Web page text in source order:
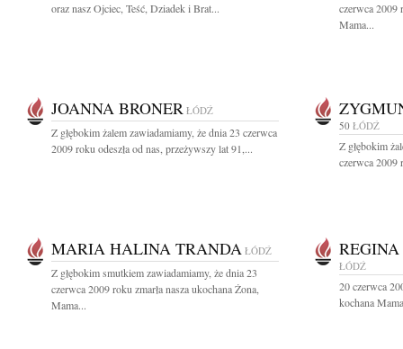
oraz nasz Ojciec, Teść, Dziadek i Brat...
czerwca 2009
Mama...
JOANNA BRONER ŁÓDŹ
Z głębokim żalem zawiadamiamy, że dnia 23 czerwca
2009 roku odeszła od nas, przeżywszy lat 91,...
50 ŁÓDŹ
Z głębokim
czerwca 2009
MARIA HALINA TRANDA ŁÓDŹ
Z głębokim smutkiem zawiadamiamy, że dnia 23
czerwca 2009 roku zmarła nasza ukochana Żona,
Mama...
ŁÓDŹ
20 czerwca
kochana